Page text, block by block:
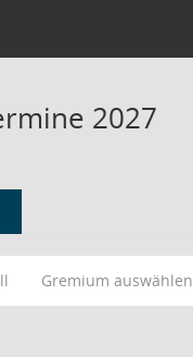
2027
Gremium auswählen